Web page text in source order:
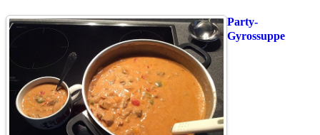
Party-
Gyrossuppe